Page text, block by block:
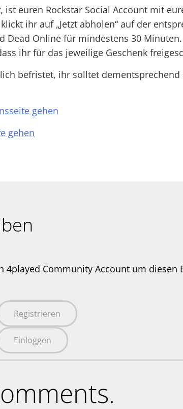
euren Rockstar Social Account mit
ihr auf „Jetzt abholen“ auf der
Dead Online für mindestens 30
ihr für das jeweilige Geschenk
befristet, ihr solltet
gehen
gehen
4played Community Account um diesen
Registrieren
Einloggen